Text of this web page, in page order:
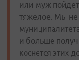
или муж пойдет
тяжелое. Мы не
и больше
коснется этих